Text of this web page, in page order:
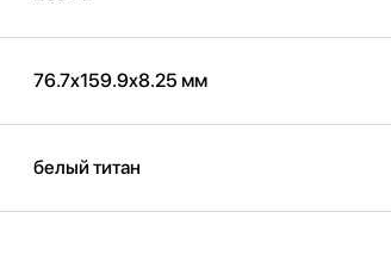
76.7x159.9x8.25 мм
белый титан